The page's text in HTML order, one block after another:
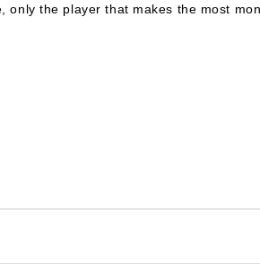
the player that makes the most